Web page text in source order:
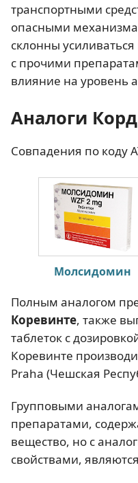
транспортными
опасными
склонны
с прочими
влияние на уровень
Аналоги
Совпадения по коду
Молсидомин
Полным аналогом
Коревинте, также
таблеток с
Коревинте
Praha (Чешская
Групповыми
препаратами,
вещество, но с
свойствами,